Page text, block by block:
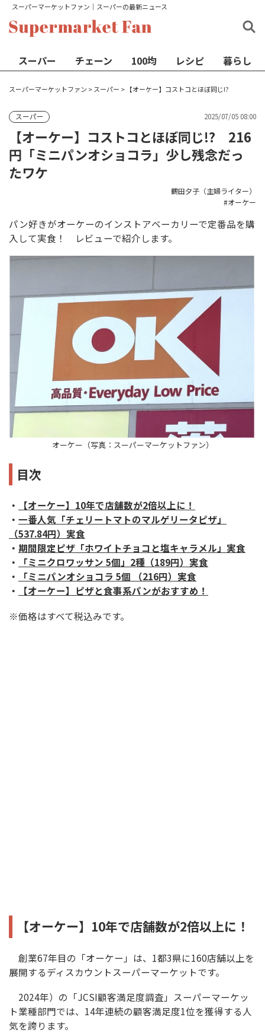
スーパーマーケットファン│スーパーの最新ニュース
スーパー チェーン 100均 レシピ 暮らし
スーパーマーケットファン > スーパー > 【オーケー】コストコとほぼ同じ!?
スーパー 2025/07/05 08:00
【オーケー】コストコとほぼ同じ!? 216
円「ミニパンオショコラ」少し残念だっ
たワケ
鶴田夕子（主婦ライター）
オーケー
パン好きがオーケーのインストアベーカリーで定番品を購
入して実食！ レビューで紹介します。
オーケー（写真：スーパーマーケットファン）
目次
・
【オーケー】10年で店舗数が2倍以上に！
・ 一番人気「チェリートマトのマルゲリータピザ」
（537.84円）実食
・ 期間限定ピザ「ホワイトチョコと塩キャラメル」実食
・
「ミニクロワッサン 5個」2種（189円）実食
・
「ミニパンオショコラ 5個 （216円）実食
・
【オーケー】ピザと食事系パンがおすすめ！
※価格はすべて税込みです。
【オーケー】10年で店舗数が2倍以上に！
創業67年目の「オーケー」は、1都3県に160店舗以上を
展開するディスカウントスーパーマーケットです。
2024年）の「JCSI顧客満足度調査」スーパーマーケッ
ト業種部門では、14年連続の顧客満足度1位を獲得する人
気を誇ります。